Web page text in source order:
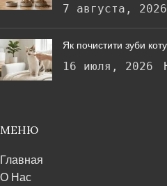
7 августа, 2026
Як почистити зуби
16 июля, 2026
МЕНЮ
Главная
О Нас